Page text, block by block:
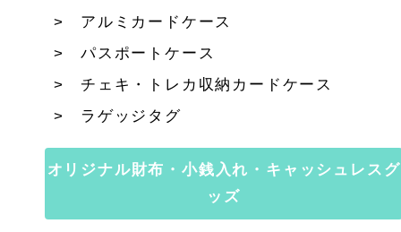
アルミカードケース
パスポートケース
チェキ・トレカ収納カードケース
ラゲッジタグ
オリジナル財布・小銭入れ・キャッシュレスグ
ッズ